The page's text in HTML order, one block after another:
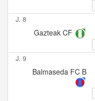
J. 8
Gazteak CF
J. 9
Balmaseda FC B